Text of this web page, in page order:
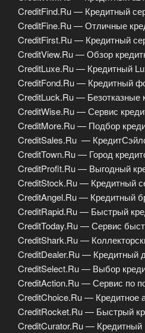
CreditFind.Ru — Кредитный
CreditFine.Ru — Отличные
CreditFirst.Ru — Кредитный
CreditView.Ru — Обзор
CreditLuxe.Ru — Кредитный
CreditFond.Ru — Кредитный
CreditLuck.Ru —
CreditWise.Ru — Сервис
CreditMore.Ru — Подбор
CreditSales.Ru —
CreditTown.Ru — Город
CreditProfit.Ru — Выгодный
CreditStock.Ru — Кредитный
CreditAngel.Ru — Кредитный
CreditRapid.Ru — Быстрый
CreditToday.Ru — Сервис
CreditShark.Ru —
CreditDealer.Ru — Кредитный
CreditSelect.Ru — Выбор
CreditAction.Ru — Сервис по
CreditChoice.Ru — Кредитное
CreditRocket.Ru — Быстрый
CreditCurator.Ru —